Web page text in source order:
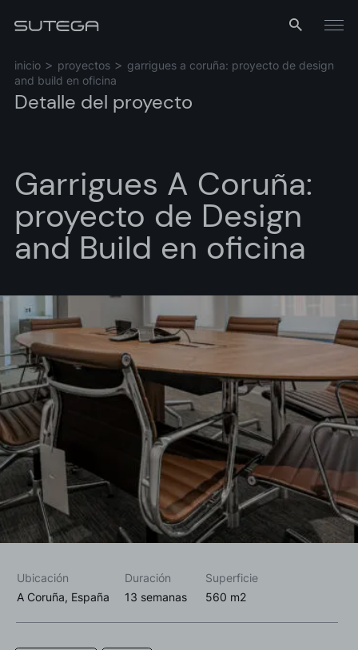
Menú
inicio proyectos
garrigues a coruña: proyecto de design
and build en oficina
Detalle del proyecto
Garrigues A Coruña:
proyecto de Design
and Build en oficina
Ubicación Duración
Superficie
A Coruña, España
13 semanas 560 m2
Nombre*
Correo*
Acepto las política de privacidad*
Deseo recibir información comercial, noticias, eventos y
servicios de Sutega.*